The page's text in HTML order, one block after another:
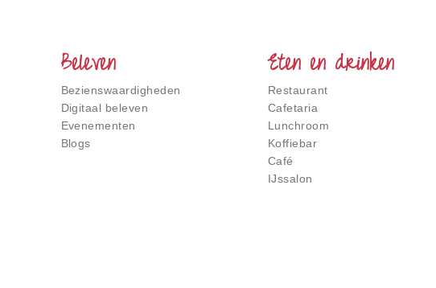
Beleven
Bezienswaardigheden
Digitaal beleven
Evenementen
Blogs
Eten en drinken
Restaurant
Cafetaria
Lunchroom
Koffiebar
Café
IJssalon